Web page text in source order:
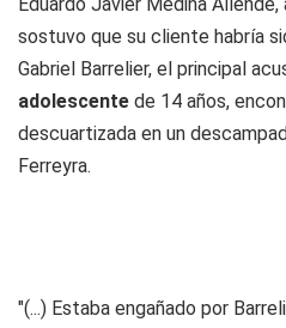
sostuvo que su cliente habría
Gabriel Barrelier, el principal
adolescente de 14 años,
descuartizada en un
Ferreyra.
"(...) Estaba engañado por